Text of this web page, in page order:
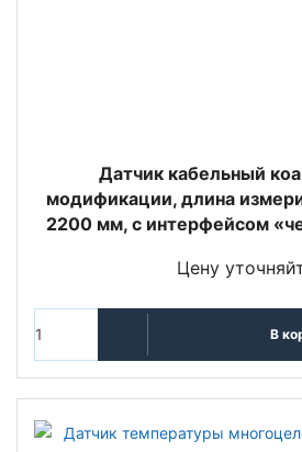
Датчик кабельный
модификации, длина
2200 мм, с интерфейсом
Цену
В